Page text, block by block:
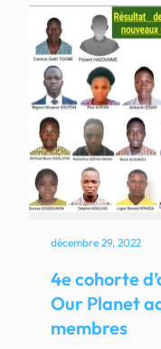
décembre 29, 2022
4e cohorte
Our Planet
membres